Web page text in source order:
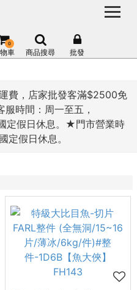
費，店家批發客滿$2500免
時間：周一至五，
定假日休息。★門市營業時
假日休息。
車
0
商品搜尋 批發